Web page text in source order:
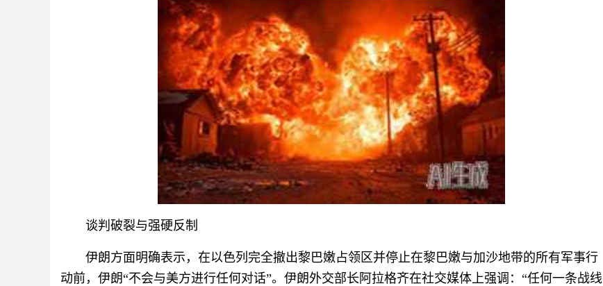
谈判破裂与强硬反制
伊朗方面明确表示，在以色列完全撤出黎巴嫩占领区并停止在黎巴嫩与加沙地带的所有军事行
动前，伊朗“不会与美方进行任何对话”。伊朗外交部长阿拉格齐在社交媒体上强调：“任何一条战线